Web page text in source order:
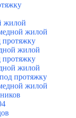
жилой
жилой
протяжку
жилой
протяжку
жилой
протяжку
жилой